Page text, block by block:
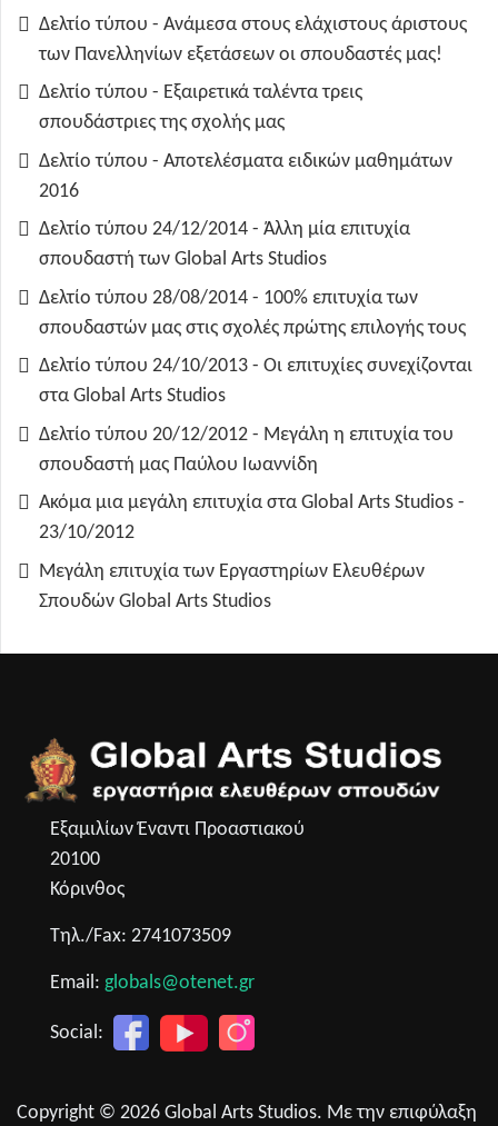
Δελτίο τύπου - Ανάμεσα στους ελάχιστους άριστους
των Πανελληνίων εξετάσεων οι σπουδαστές μας!
Δελτίο τύπου - Εξαιρετικά ταλέντα τρεις
σπουδάστριες της σχολής μας
Δελτίο τύπου - Αποτελέσματα ειδικών μαθημάτων
2016
Δελτίο τύπου 24/12/2014 - Άλλη μία επιτυχία
σπουδαστή των Global Arts Studios
Δελτίο τύπου 28/08/2014 - 100% επιτυχία των
σπουδαστών μας στις σχολές πρώτης επιλογής τους
Δελτίο τύπου 24/10/2013 - Οι επιτυχίες συνεχίζονται
στα Global Arts Studios
Δελτίο τύπου 20/12/2012 - Μεγάλη η επιτυχία του
σπουδαστή μας Παύλου Ιωαννίδη
Ακόμα μια μεγάλη επιτυχία στα Global Arts Studios -
23/10/2012
Μεγάλη επιτυχία των Εργαστηρίων Ελευθέρων
Σπουδών Global Arts Studios
Εξαμιλίων Έναντι Προαστιακού
20100
Κόρινθος
Τηλ./Fax: 2741073509
Email: globals@otenet.gr
Social:
Copyright © 2026 Global Arts Studios. Με την επιφύλαξη